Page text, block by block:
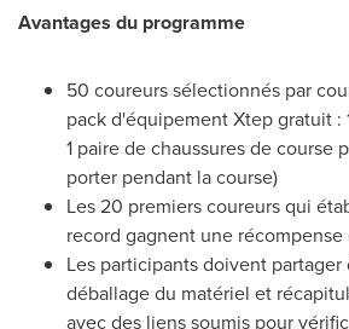
Avantages du programme
50 coureurs sélectionnés par
pack d'équipement Xtep gratuit :
1 paire de chaussures de course
porter pendant la course)
Les 20 premiers coureurs qui
record gagnent une
Les participants doivent partager
déballage du matériel et
avec des liens soumis pour